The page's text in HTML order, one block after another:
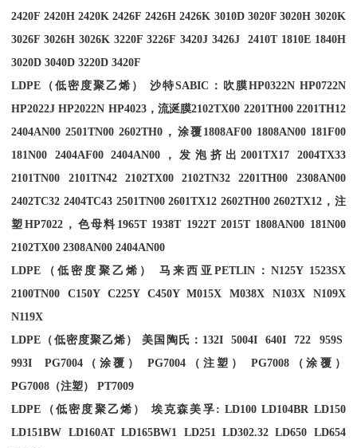
2420F 2420H 2420K 2426F 2426H 2426K 3010D 3020F 3020H 3020K
3026F 3026H 3026K 3220F 3226F 3420J 3426J 2410T 1810E 1840H
3020D 3040D 3220D 3420F
LDPE （低密度聚乙烯） 沙特SABIC ：吹膜HP0322N HP0722N
HP2022J HP2022N HP4023，流涎膜2102TX00 2201TH00 2201TH12
2404AN00 2501TN00 2602TH0 ，涂覆 1808AF00 1808AN00 181F00
181N00 2404AF00 2404AN00，发泡挤出2001TX17 2004TX33
2101TN00 2101TN42 2102TX00 2102TN32 2201TH00 2308AN00
2402TC32 2404TC43 2501TN00 2601TX12 2602TH00 2602TX12 ，注
塑 HP7022，色母料 1965T 1938T 1922T 2015T 1808AN00 181N00
2102TX00 2308AN00 2404AN00
LDPE （低密度聚乙烯） 马来西亚 PETLIN：N125Y 1523SX
2100TN00 C150Y C225Y C450Y M015X M038X N103X N109X
N119X
LDPE （低密度聚乙烯） 美国陶氏： 132I 5004I 640I 722 959S
993I PG7004（涂覆）PG7004 （注塑）PG7008 （涂覆）
PG7008 （注塑）
PT7009
LDPE （低密度聚乙烯） 埃克森美孚 : LD100 LD104BR LD150
LD151BW LD160AT LD165BW1 LD251 LD302.32 LD650 LD654